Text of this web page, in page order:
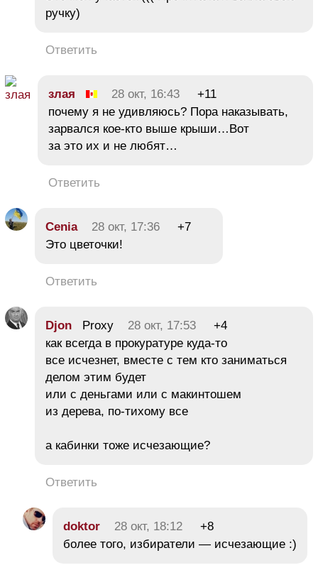
ручку)
Ответить
злая 28 окт, 16:43
+11
почему я не удивляюсь? Пора наказывать,
зарвался кое-кто выше крыши…Вот
за это их и не любят…
Ответить
Cenia 28 окт, 17:36
+7
Это цветочки!
Ответить
Djon Proxy 28 окт, 17:53
+4
как всегда в прокуратуре куда-то
все исчезнет, вместе с тем кто заниматься
делом этим будет
или с деньгами или с макинтошем
из дерева, по-тихому все
а кабинки тоже исчезающие?
Ответить
doktor 28 окт, 18:12
+8
более того, избиратели — исчезающие :)